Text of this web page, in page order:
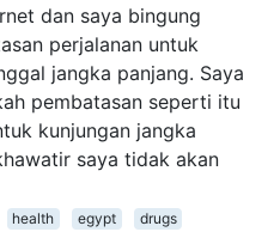
dan saya bingung
perjalanan untuk
jangka panjang. Saya
pembatasan seperti itu
kunjungan jangka
saya tidak akan
health egypt drugs